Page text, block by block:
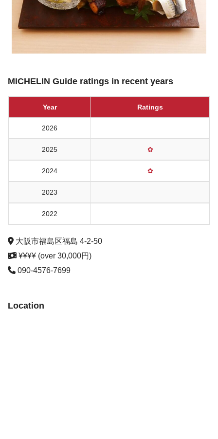
MICHELIN Guide ratings in recent years
Year Ratings
2026
2025 ✿
2024 ✿
2023
2022
大阪市福島区福島 4-2-50
¥¥¥¥ (over 30,000円)
090-4576-7699
Location